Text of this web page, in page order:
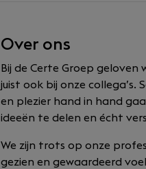
Over ons
Bij de Certe Groep
juist ook bij onze
en plezier hand in hand
ideeën te delen en écht
We zijn trots op onze
gezien en gewaardeerd